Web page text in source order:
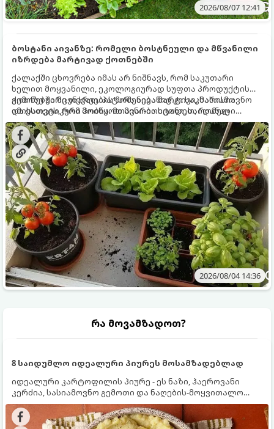
2026/08/07 12:41
ბოსტანი აივანზე: რომელი ბოსტნეული და მწვანილი
იზრდება მარტივად ქოთნებში
ქალაქში ცხოვრება იმას არ ნიშნავს, რომ საკუთარი
ხელით მოყვანილი, ეკოლოგიურად სუფთა პროდუქტის
გემოზე უარი თქვათ. პატარა აივანიც კი საკმარისია
იმისათვის, რომ მოიწყოთ მინი-ბოსტანი, საიდანაც
ყოველდღიურად ახალ, არომატულ მწვანილსა და
ბოსტნეულს მოკრეფთ.
ქოთნებში მცენარეების მოშენება მარტივი, სასიამოვნო
და ესთეტიკური ჰობია. მთავარია იცოდეთ, რომელი
კულტურები ეგუებიან ქოთნის პირობებს ყველაზე კარგად
და როგორ მოუაროთ მათ სწორად.
2026/08/04 14:36
რა მოვამზადოთ?
8 საიდუმლო იდეალური პიურეს მოსამზადებლად
იდეალური კარტოფილის პიურე - ეს ნაზი, ჰაეროვანი
კერძია, სასიამოვნო გემოთი და ნაღების-მოყვითალო
ფერით. მისი მომზადება ძალიან მარტივია, მაგრამ
არსებობს რამდენიმე საიდუმლო, რომლებიც უნდა
იცოდეთ, რომ პიურე იდეალურად გემრიელი გამოვიდეს.